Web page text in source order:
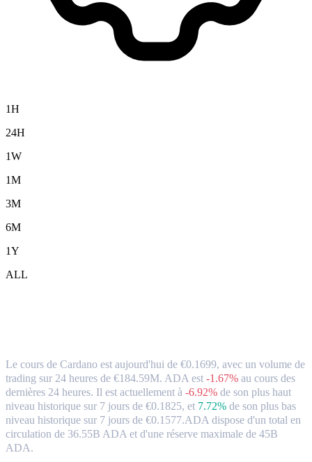
1H
24H
1W
1M
3M
6M
1Y
ALL
Le cours de Cardano est aujourd'hui de €0.1699, avec un volume de
trading sur 24 heures de €184.59M. ADA est -1.67% au cours des
dernières 24 heures. Il est actuellement à -6.92% de son plus haut
niveau historique sur 7 jours de €0.1825, et 7.72% de son plus bas
niveau historique sur 7 jours de €0.1577.ADA dispose d'un total en
circulation de 36.55B ADA et d'une réserve maximale de 45B
ADA.